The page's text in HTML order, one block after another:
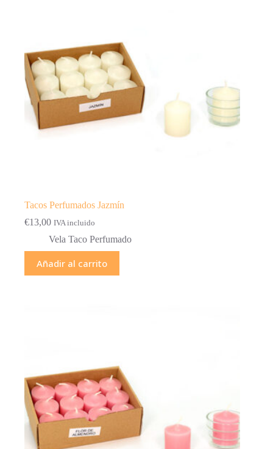
Tacos Perfumados Jazmín
€13,00 IVA incluido
Vela Taco Perfumado
Añadir al carrito